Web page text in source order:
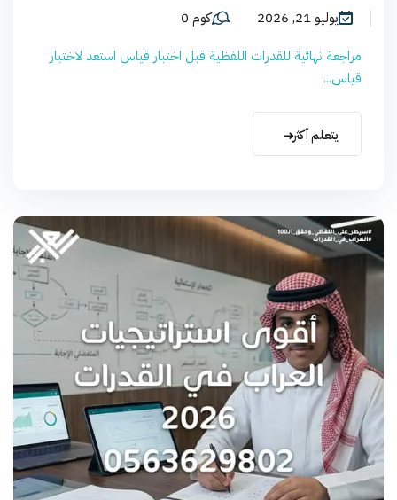
يوليو 21, 2026
كوم 0
مراجعة نهائية للقدرات اللفظية قبل اختبار قياس استعد لاختبار
قياس...
يتعلم أكثر